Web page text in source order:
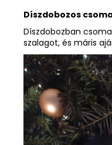
Díszdobozos
Díszdobozban
szalagot, és máris